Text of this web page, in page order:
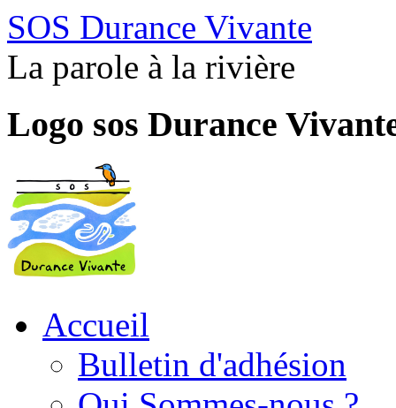
SOS Durance Vivante
La parole à la rivière
Logo sos Durance
Accueil
Bulletin d'adhésion